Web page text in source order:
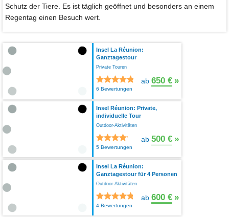
Schutz der Tiere. Es ist täglich geöffnet und besonders an einem
Regentag einen Besuch wert.
Insel La Réunion:
Ganztagestour
Private Touren
6 Bewertungen
ab 650 € »
Insel Réunion: Private,
individuelle Tour
Outdoor-Aktivitäten
5 Bewertungen
ab 500 € »
Insel La Réunion:
Ganztagestour für 4 Personen
Outdoor-Aktivitäten
4 Bewertungen
ab 600 € »